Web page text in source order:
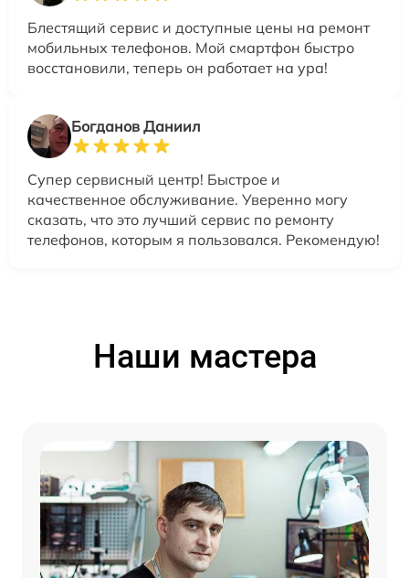
Блестящий сервис и доступные цены на ремонт
мобильных телефонов. Мой смартфон быстро
восстановили, теперь он работает на ура!
Богданов Даниил
Супер сервисный центр! Быстрое и
качественное обслуживание. Уверенно могу
сказать, что это лучший сервис по ремонту
телефонов, которым я пользовался. Рекомендую!
Наши мастера